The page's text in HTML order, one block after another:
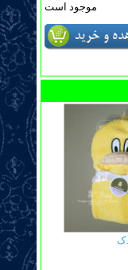
موجود است